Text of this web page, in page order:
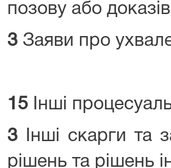
позову або
3 Заяви про
15
Інші
3 Інші скарги та
рішень та рішень